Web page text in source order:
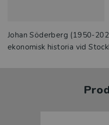
Johan Söderberg (1950-
ekonomisk historia vid